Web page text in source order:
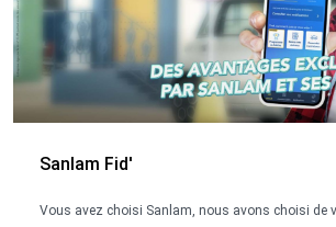
Sanlam Fid'
Vous avez choisi Sanlam, nous avons choisi de